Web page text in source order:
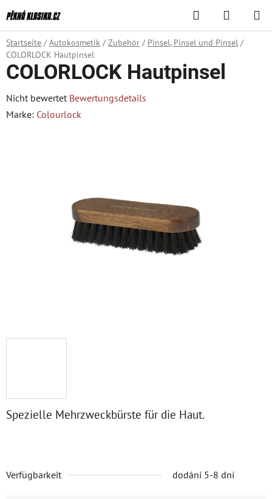
Inhalt
springen
Suchen
Startseite / Autokosmetik / Zubehör / Pinsel, Pinsel und Pinsel /
COLORLOCK Hautpinsel
Spezielle Mehrzweckbürste für die Haut.
Verfügbarkeit dodání 5-8 dní
COLORLOCK Hautpinsel
Die
durchschnittliche
Nicht bewertet Bewertungsdetails
Marke: Colourlock